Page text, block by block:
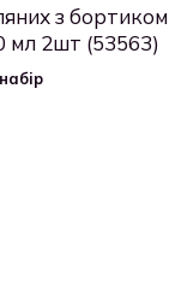
з бортиком
мл 2шт (53563)